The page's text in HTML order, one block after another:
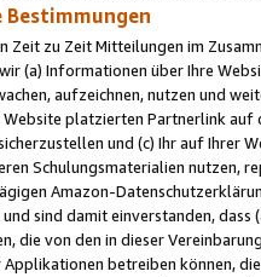
Bestimmungen
Zeit zu Zeit Mitteilungen im
(a) Informationen über Ihre
aufzeichnen, nutzen und
Website platzierten Partnerlink auf
und (c) Ihr auf Ihrer
Schulungsmaterialien nutzen,
Amazon-
sind damit einverstanden,
die von den in dieser
betreiben können,